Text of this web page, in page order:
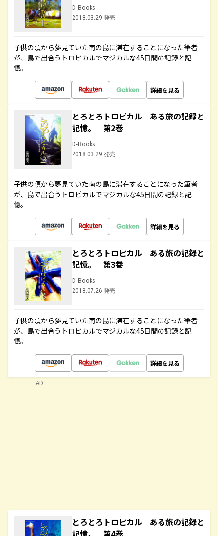
D-Books
2018.03.29 発売
子供の頃から夢見ていた南の島に滞在することになった筆者
が、島で出合うトロピカルでマジカルな45日間の記録と記
憶。
詳細を見る
とろとろトロピカル ある旅の記録と
記憶。 第2巻
D-Books
2018.03.29 発売
子供の頃から夢見ていた南の島に滞在することになった筆者
が、島で出合うトロピカルでマジカルな45日間の記録と記
憶。
詳細を見る
とろとろトロピカル ある旅の記録と
記憶。 第3巻
D-Books
2018.07.26 発売
子供の頃から夢見ていた南の島に滞在することになった筆者
が、島で出合うトロピカルでマジカルな45日間の記録と記
憶。
詳細を見る
とろとろトロピカル ある旅の記録と
記憶。 第4巻
AD